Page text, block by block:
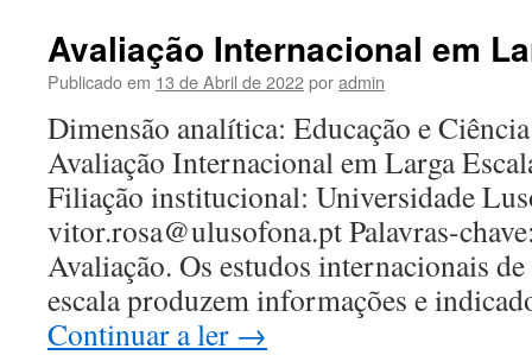
Avaliação Internacional em
Publicado em 13 de Abril de 2022poradmin
Dimensão analítica: Educação e
Avaliação Internacional em Larga
Filiação institucional: Universidade
vitor.rosa@ulusofona.pt Palavras-
Avaliação. Os estudos internacionais
escala produzem informações e
Continuar a ler →